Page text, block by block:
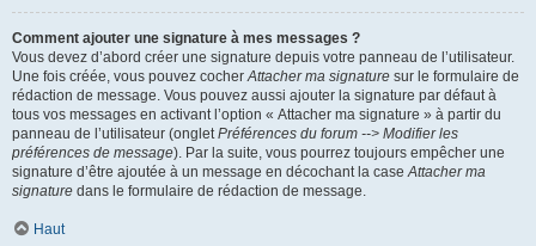
Comment ajouter une signature à mes messages ?
Vous devez d’abord créer une signature depuis votre panneau de l’utilisateur.
Une fois créée, vous pouvez cocherAttacher ma signature sur le formulaire de
rédaction de message. Vous pouvez aussi ajouter la signature par défaut à
tous vos messages en activant l’option « Attacher ma signature » à partir du
panneau de l’utilisateur (ongletPréférences du forum --> Modifier les
préférences de message). Par la suite, vous pourrez toujours empêcher une
signature d’être ajoutée à un message en décochant la caseAttacher ma
signature dans le formulaire de rédaction de message.
Haut